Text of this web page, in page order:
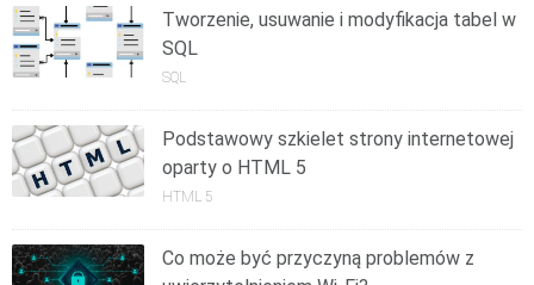
Tworzenie, usuwanie i modyfikacja tabel w
SQL
SQL
Podstawowy szkielet strony internetowej
oparty o HTML 5
HTML 5
Co może być przyczyną problemów z